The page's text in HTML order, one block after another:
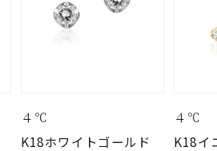
４℃
K18ホワイトゴールド
４℃
K18イ